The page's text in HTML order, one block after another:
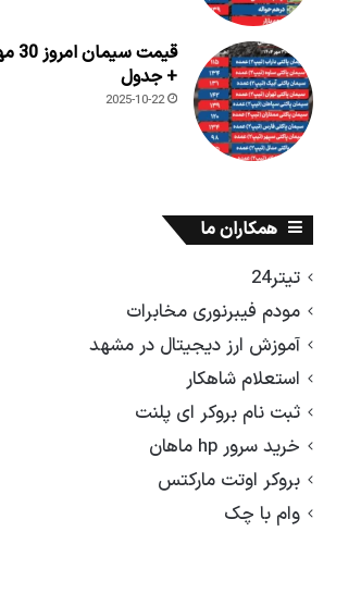
+ جدول
2025-10-22
همکاران ما
تیتر24
مودم فیبرنوری مخابرات
آموزش ارز دیجیتال در مشهد
استعلام شاهکار
ثبت نام بروکر ای پلنت
خرید سرور hp ماهان
بروکر اوتت مارکتس
وام با چک